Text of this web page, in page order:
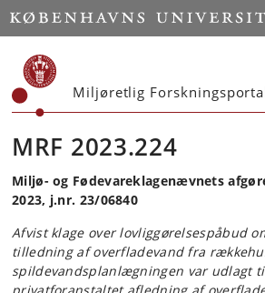
Start
Miljøretlig
MRF 2023.224
Miljø- og Fødevareklagenævnets
2023, j.nr. 23/06840
Afvist klage over lovliggørelsespåbud
tilledning af overfladevand fra
spildevandsplanlægningen var udlagt